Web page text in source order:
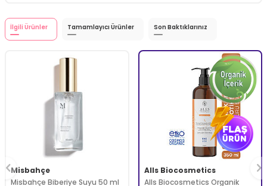
İlgili Ürünler Tamamlayıcı Ürünler Son Baktıklarınız
Misbahçe
Misbahçe Biberiye Suyu 50 ml
Alls Biocosmetics
Alls Biocosmetics Organik